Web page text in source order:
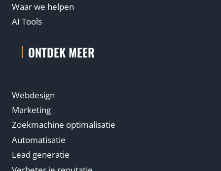
Waar we helpen
AI Tools
ONTDEK MEER
Webdesign
Marketing
Zoekmachine optimalisatie
Automatisatie
Lead generatie